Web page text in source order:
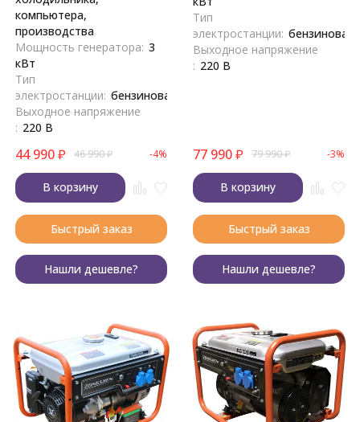
компьютера,
производства
Мощность генератора: 3
кВт
Тип
электростанции: бензиновая
Выходное напряжение
: 220 В
44 990₽ 46 990₽ -4%
В корзину
Быстрый заказ
Нашли дешевле?
Тип
электростанции: бензиновая
Выходное напряжение
: 220 В
77 990₽ 79 990₽ -3%
В корзину
Быстрый заказ
Нашли дешевле?